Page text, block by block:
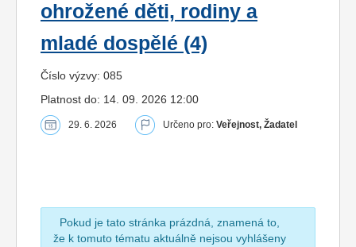
ohrožené děti, rodiny a
mladé dospělé (4)
Číslo výzvy: 085
Platnost do: 14. 09. 2026 12:00
29. 6. 2026 Určeno pro: Veřejnost, Žadatel
Pokud je tato stránka prázdná, znamená to,
že k tomuto tématu aktuálně nejsou vyhlášeny